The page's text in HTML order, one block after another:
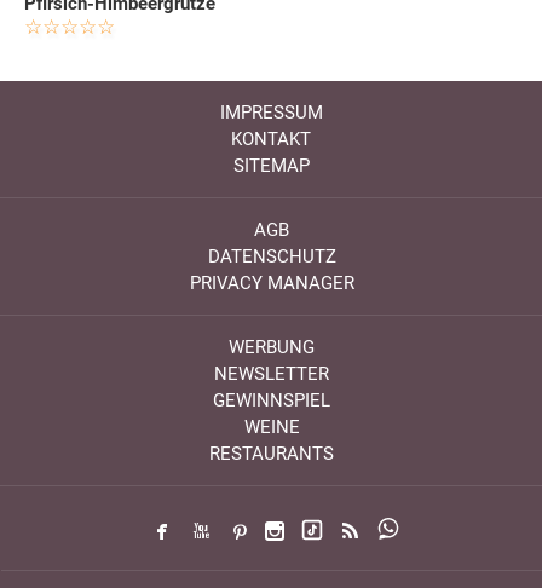
IMPRESSUM
KONTAKT
SITEMAP
AGB
DATENSCHUTZ
PRIVACY MANAGER
WERBUNG
NEWSLETTER
GEWINNSPIEL
WEINE
RESTAURANTS